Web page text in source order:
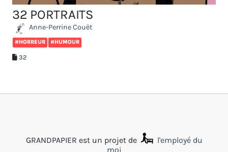
32 PORTRAITS
Anne-Perrine Couët
#HORREUR #HUMOUR
32
GRANDPAPIER est un projet de
l'employé du
moi